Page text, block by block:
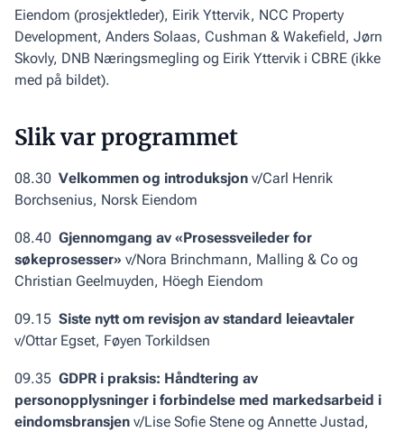
Eiendom (prosjektleder), Eirik Yttervik, NCC Property
Development, Anders Solaas, Cushman & Wakefield, Jørn
Skovly, DNB Næringsmegling og Eirik Yttervik i CBRE (ikke
med på bildet).
Slik var programmet
08.30 Velkommen og introduksjon v/Carl Henrik
Borchsenius, Norsk Eiendom
08.40 Gjennomgang av «Prosessveileder for
søkeprosesser» v/Nora Brinchmann, Malling & Co og
Christian Geelmuyden, Höegh Eiendom
09.15 Siste nytt om revisjon av standard leieavtaler
v/Ottar Egset, Føyen Torkildsen
09.35 GDPR i praksis: Håndtering av
personopplysninger i forbindelse med markedsarbeid i
eindomsbransjen v/Lise Sofie Stene og Annette Justad,